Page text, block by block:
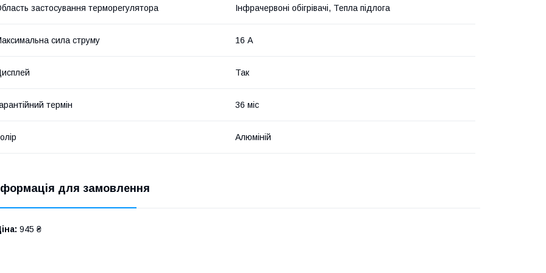
застосування терморегулятора Інфрачервоні обігрівачі, Тепла підлога
сила струму 16 А
Так
термін 36 міс
Алюміній
для замовлення
945 ₴